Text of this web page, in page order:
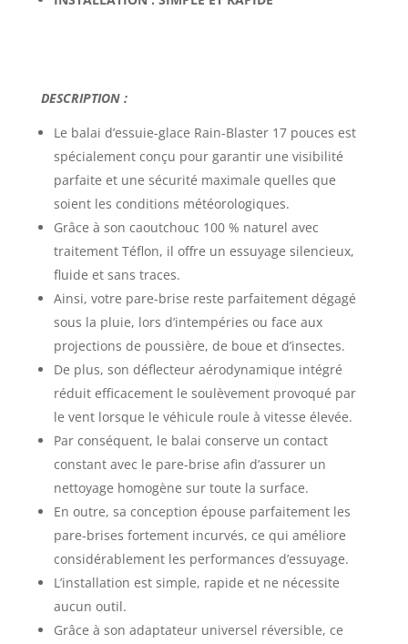
DESCRIPTION :
Le balai d’essuie-glace Rain-Blaster 17 pouces est
spécialement conçu pour garantir une visibilité
parfaite et une sécurité maximale quelles que
soient les conditions météorologiques.
Grâce à son caoutchouc 100 % naturel avec
traitement Téflon, il offre un essuyage silencieux,
fluide et sans traces.
Ainsi, votre pare-brise reste parfaitement dégagé
sous la pluie, lors d’intempéries ou face aux
projections de poussière, de boue et d’insectes.
De plus, son déflecteur aérodynamique intégré
réduit efficacement le soulèvement provoqué par
le vent lorsque le véhicule roule à vitesse élevée.
Par conséquent, le balai conserve un contact
constant avec le pare-brise afin d’assurer un
nettoyage homogène sur toute la surface.
En outre, sa conception épouse parfaitement les
pare-brises fortement incurvés, ce qui améliore
considérablement les performances d’essuyage.
L’installation est simple, rapide et ne nécessite
aucun outil.
Grâce à son adaptateur universel réversible, ce